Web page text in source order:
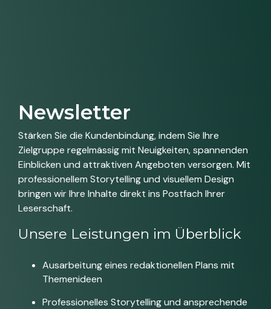
Newsletter
Stärken Sie die Kundenbindung, indem Sie Ihre
Zielgruppe regelmässig mit Neuigkeiten, spannenden
Einblicken und attraktiven Angeboten versorgen. Mit
professionellem Storytelling und visuellem Design
bringen wir Ihre Inhalte direkt ins Postfach Ihrer
Leserschaft.
Unsere Leistungen im Überblick
Ausarbeitung eines redaktionellen Plans mit
Themenideen
Professionelles Storytelling und ansprechende